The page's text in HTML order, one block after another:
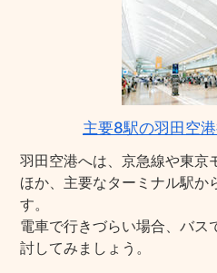
主要8駅の羽田空
羽田空港へは、京急線や東京
ほか、主要なターミナル駅か
す。
電車で行きづらい場合、バス
討してみましょう。